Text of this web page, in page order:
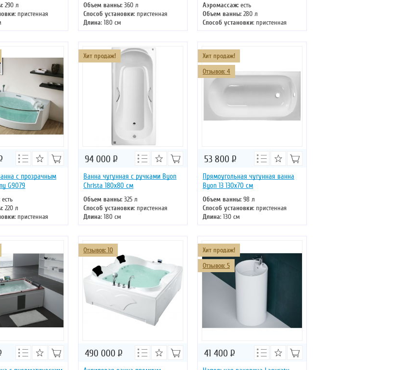
: 290 л
: пристенная
Объем ванны: 360 л
Способ установки: пристенная
Длина: 180 см
Ширина: 80 см
Цвет: белый
Форма: прямоугольная
Аэромассаж: есть
Объем ванны: 280 л
Способ установки: пристенная
Хромотерапия: есть
Длина: 180 см
Ширина: 122 см
с прозрачным
G9079
есть
: 220 л
: пристенная
: нет
Хит продаж!
Ванна чугунная с ручками Byon
Christa 180х80 см
Объем ванны: 325 л
Способ установки: пристенная
Длина: 180 см
Ширина: 80 см
Цвет: белый
Форма: прямоугольная
94 000 Р
Хит продаж!
Отзывов: 4
Прямоугольная чугунная ванна
Byon 13 130x70 см
Объем ванны: 98 л
Способ установки: пристенная
Длина: 130 см
Ширина: 70 см
Цвет: белый
Форма: прямоугольная
53 800 Р
Отзывов: 10
490 000 Р
Хит продаж!
Отзывов: 5
41 400 Р